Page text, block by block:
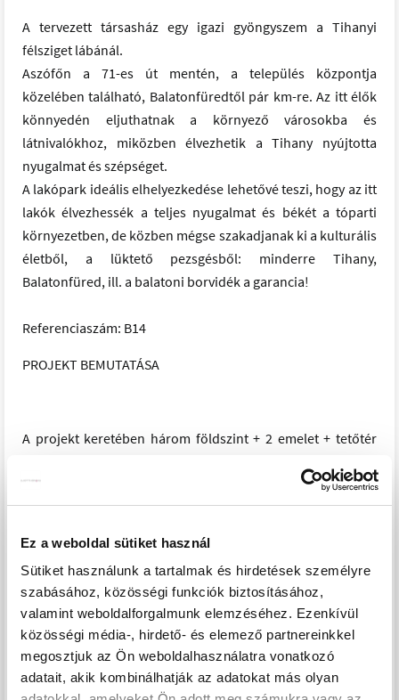
Ez a weboldal sütiket használ
Sütiket használunk a tartalmak és hirdetések személyre
szabásához, közösségi funkciók biztosításához,
valamint weboldalforgalmunk elemzéséhez. Ezenkívül
közösségi média-, hirdető- és elemező partnereinkkel
megosztjuk az Ön weboldalhasználatra vonatkozó
adatait, akik kombinálhatják az adatokat más olyan
A tervezett társasház egy igazi gyöngyszem a Tihanyi
félsziget lábánál.
Aszófőn a 71-es út mentén, a település központja
közelében található, Balatonfüredtől pár km-re. Az itt élők
könnyedén eljuthatnak a környező városokba és
látnivalókhoz, miközben élvezhetik a Tihany nyújtotta
nyugalmat és szépséget.
A lakópark ideális elhelyezkedése lehetővé teszi, hogy az itt
lakók élvezhessék a teljes nyugalmat és békét a tóparti
környezetben, de közben mégse szakadjanak ki a kulturális
életből, a lüktető pezsgésből: minderre Tihany,
Balatonfüred, ill. a balatoni borvidék a garancia!
Referenciaszám: B14
PROJEKT BEMUTATÁSA
A projekt keretében három földszint + 2 emelet + tetőtér
Az „A” épületben 7 db lakás, a „B” épületben 14 db lakás, a
„C” épületben pedig 11 db lakás. A pinceszinten 18 db
parkolóban pedig 28 db parkolóhely.
A lakóépületek külsőfolyosós kialakításúak. A kedvező
tájolású, panorámás kialakítású lakások mindegyikéhez
egy-egy saját terasz/erkély tartozik.
A telken elhelyezésre kerül a pihenést szolgáló
zöldfelületen egy szabadtéri medence, elhúzható medence
fedéssel.